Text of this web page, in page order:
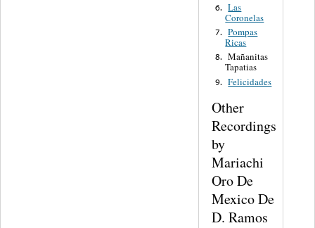
6. Las
Coronelas
7. Pompas
Ricas
8. Mañanitas
Tapatias
9. Felicidades
Other
Recordings
by
Mariachi
Oro De
Mexico De
D. Ramos